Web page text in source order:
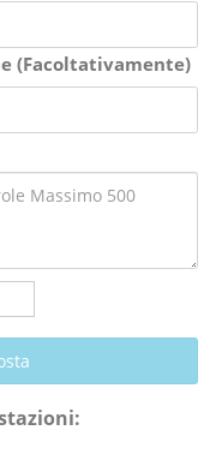
(Facoltativamente)